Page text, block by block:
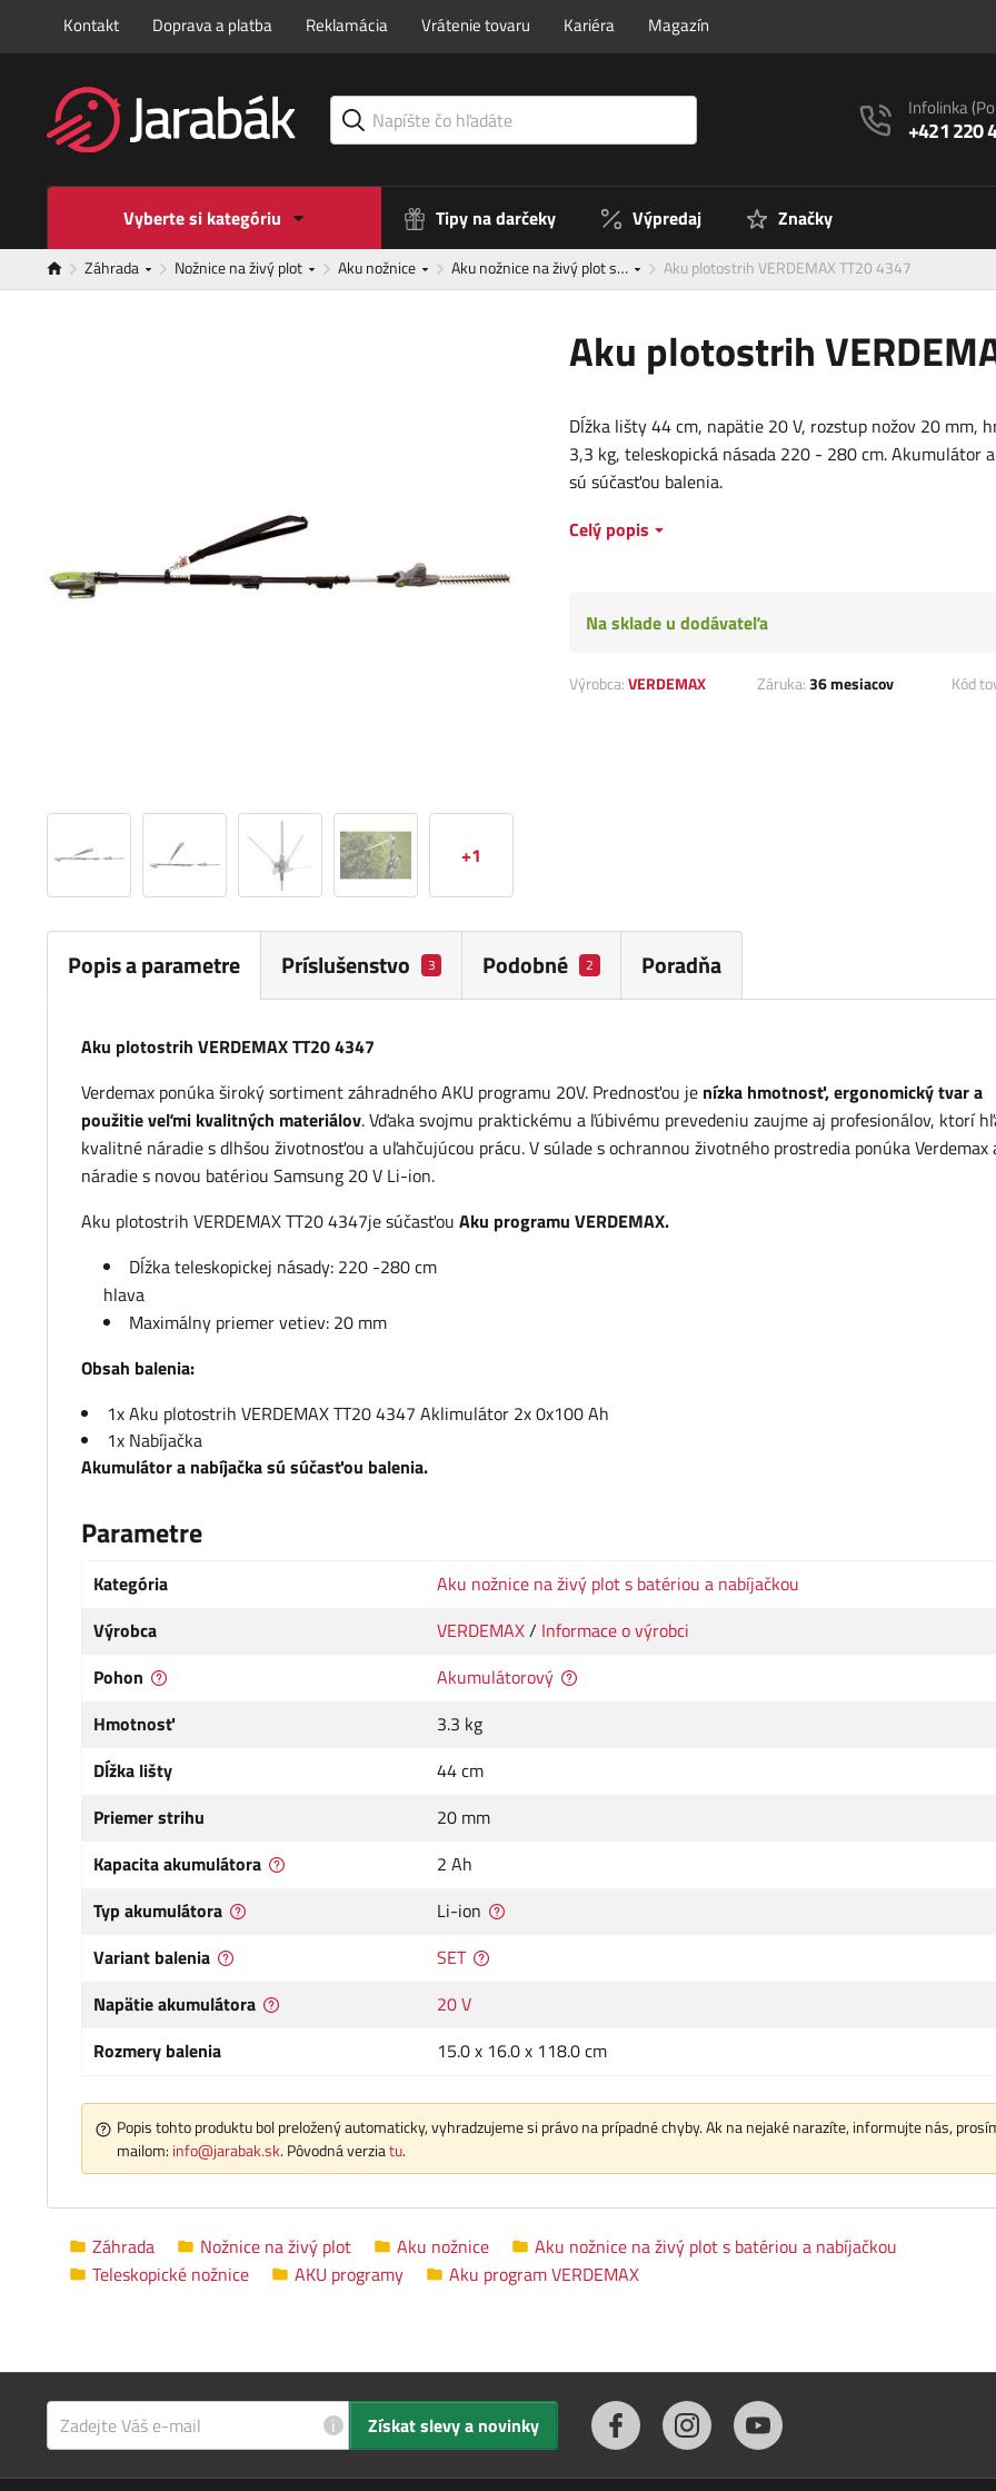
Kontakt Doprava a platba Reklamácia Vrátenie tovaru Kariéra Magazín
Infolinka
+421 220
Vyberte si kategóriu Tipy na darčeky Výpredaj Značky
Záhrada Nožnice na živý plot Aku nožnice Aku nožnice na živý plot s… Aku plotostrih VERDEMAX TT20 4347
Aku plotostrih
+1
Dĺžka lišty 44 cm, napätie 20 V, rozstup nožov 20 mm,
3,3 kg, teleskopická násada 220 - 280 cm. Akumulátor
sú súčasťou balenia.
Celý popis
Na sklade u dodávateľa
Výrobca:VERDEMAX Záruka:36 mesiacov Kód
Popis a parametre Príslušenstvo 3 Podobné 2 Poradňa
Aku plotostrih VERDEMAX TT20 4347
Verdemax ponúka široký sortiment záhradného AKU programu 20V. Prednosťou je nízka hmotnosť, ergonomický tvar a
použitie veľmi kvalitných materiálov. Vďaka svojmu praktickému a ľúbivému prevedeniu zaujme aj profesionálov, ktorí
kvalitné náradie s dlhšou životnosťou a uľahčujúcou prácu. V súlade s ochrannou životného prostredia ponúka Verdemax
náradie s novou batériou Samsung 20 V Li-ion.
Aku plotostrih VERDEMAX TT20 4347je súčasťou Aku programu VERDEMAX.
Dĺžka teleskopickej násady: 220 -280 cm
hlava
Maximálny priemer vetiev: 20 mm
Obsah balenia:
1x Aku plotostrih VERDEMAX TT20 4347 Aklimulátor 2x 0x100 Ah
1x Nabíjačka
Akumulátor a nabíjačka sú súčasťou balenia.
Parametre
Kategória
Aku nožnice na živý plot s batériou a nabíjačkou
Výrobca
VERDEMAX/ Informace o výrobci
Pohon
Akumulátorový
Hmotnosť
3.3 kg
Dĺžka lišty
44 cm
Priemer strihu
20 mm
Kapacita akumulátora
2 Ah
Typ akumulátora
Li-ion
Variant balenia
SET
Napätie akumulátora
20 V
Rozmery balenia
15.0 x 16.0 x 118.0 cm
Popis tohto produktu bol preložený automaticky, vyhradzujeme si právo na prípadné chyby. Ak na nejaké narazíte, informujte nás,
mailom: info@jarabak.sk. Pôvodná verziatu.
Záhrada Nožnice na živý plot Aku nožnice
Aku nožnice na živý plot s batériou a nabíjačkou
Teleskopické nožnice
AKU programy Aku program VERDEMAX
i Získat slevy a novinky